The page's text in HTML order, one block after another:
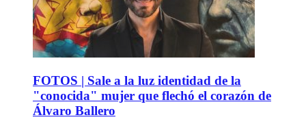
FOTOS | Sale a la luz identidad de la
"conocida" mujer que flechó el corazón de
Álvaro Ballero